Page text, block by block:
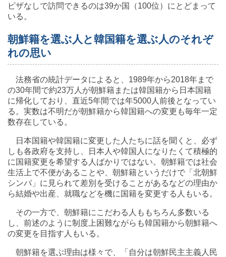
ビザなしで訪問できるのは39か国（100位）にとどまって
いる。
朝鮮籍を選ぶ人と韓国籍を選ぶ人のそれぞ
れの思い
法務省の統計データによると、1989年から2018年まで
の30年間で約23万人が朝鮮籍または韓国籍から日本国籍
に帰化しており、直近5年間では年5000人前後となってい
る。実数は不明だが朝鮮籍から韓国籍への変更も毎年一定
数存在している。
日本国籍や韓国籍に変更した人たちに話を聞くと、必ず
しも各政府を支持し、日本人や韓国人になりたくて積極的
に国籍変更を希望する人ばかりではない。朝鮮籍では社会
生活上で不便があることや、朝鮮籍というだけで「北朝鮮
シンパ」に見られて差別を受けることがあるなどの理由か
ら結婚や出産、就職などを機に国籍を変更する人もいる。
その一方で、朝鮮籍にこだわる人ももちろん多数いる
し、前述のように制度上困難ながらも韓国籍から朝鮮籍へ
の変更を目指す人もいる。
朝鮮籍を選ぶ理由は様々で、「自分は朝鮮民主主義人民